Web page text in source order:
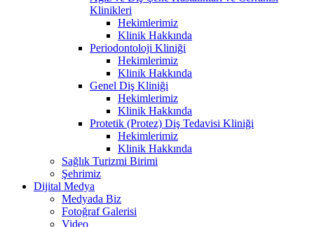
Klinikleri
Hekimlerimiz
Klinik Hakkında
Periodontoloji Kliniği
Hekimlerimiz
Klinik Hakkında
Genel Diş Kliniği
Hekimlerimiz
Klinik Hakkında
Protetik (Protez) Diş Tedavisi Kliniği
Hekimlerimiz
Klinik Hakkında
Sağlık Turizmi Birimi
Şehrimiz
Dijital Medya
Medyada Biz
Fotoğraf Galerisi
Video